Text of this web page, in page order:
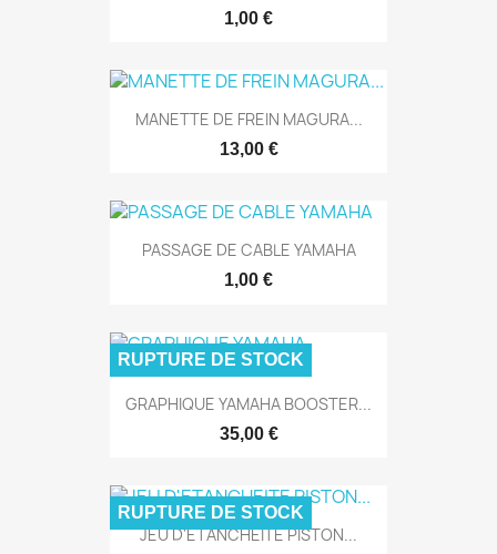
1,00 €
MANETTE DE FREIN MAGURA...
13,00 €
PASSAGE DE CABLE YAMAHA
1,00 €
GRAPHIQUE YAMAHA BOOSTER...
35,00 €
RUPTURE DE STOCK
JEU D'ETANCHEITE PISTON...
RUPTURE DE STOCK